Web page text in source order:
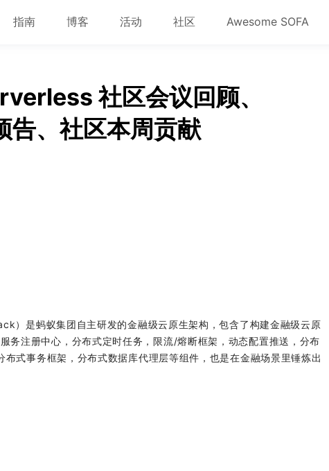
指南 博客 活动 社区 Awesome SOFA
社区会议回顾、
、社区本周贡献
）是蚂蚁集团自主研发的金融级云原生架构，包含了构建金融级云原
务注册中心，分布式定时任务，限流/熔断框架，动态配置推送，分布
式事务框架，分布式数据库代理层等组件，也是在金融场景里锤炼出